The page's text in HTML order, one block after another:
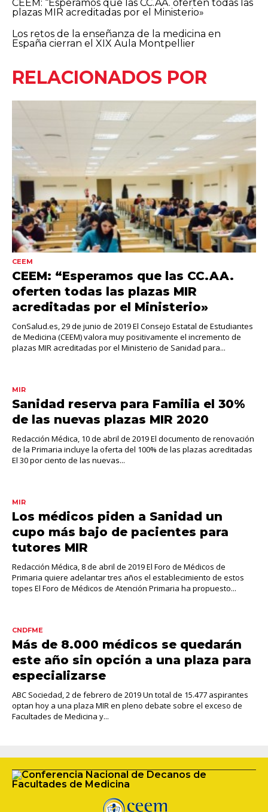
CEEM: “Esperamos que las CC.AA. oferten todas las
plazas MIR acreditadas por el Ministerio»
Los retos de la enseñanza de la medicina en
España cierran el XIX Aula Montpellier
RELACIONADOS POR
CEEM
CEEM: “Esperamos que las CC.AA.
oferten todas las plazas MIR
acreditadas por el Ministerio»
ConSalud.es, 29 de junio de 2019 El Consejo Estatal de Estudiantes
de Medicina (CEEM) valora muy positivamente el incremento de
plazas MIR acreditadas por el Ministerio de Sanidad para...
MIR
Sanidad reserva para Familia el 30%
de las nuevas plazas MIR 2020
Redacción Médica, 10 de abril de 2019 El documento de renovación
de la Primaria incluye la oferta del 100% de las plazas acreditadas
El 30 por ciento de las nuevas...
MIR
Los médicos piden a Sanidad un
cupo más bajo de pacientes para
tutores MIR
Redacción Médica, 8 de abril de 2019 El Foro de Médicos de
Primaria quiere adelantar tres años el establecimiento de estos
topes El Foro de Médicos de Atención Primaria ha propuesto...
CNDFME
Más de 8.000 médicos se quedarán
este año sin opción a una plaza para
especializarse
ABC Sociedad, 2 de febrero de 2019 Un total de 15.477 aspirantes
optan hoy a una plaza MIR en pleno debate sobre el exceso de
Facultades de Medicina y...